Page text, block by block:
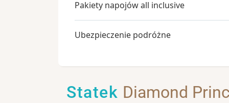
Pakiety napojów all inclusive
Ubezpieczenie podróżne
Statek Diamond